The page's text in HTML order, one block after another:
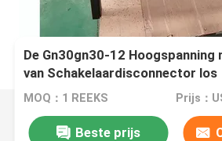
De Gn30gn30-12
van Schakelaardisconnector los
MOQ：1 REEKS Prijs：
Beste prijs